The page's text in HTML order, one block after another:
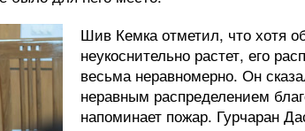
Шив Кемка отметил, что хотя
неукоснительно растет, его
весьма неравномерно. Он
неравным распределением
напоминает пожар. Гурчаран